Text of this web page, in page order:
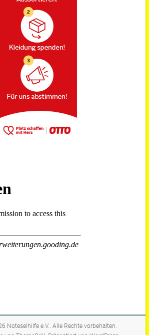
Noteselhilfe e.V.. Alle Rechte vorbehalten.